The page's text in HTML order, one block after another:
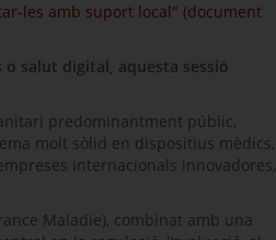
les amb suport local" (document
salut digital, aquesta sessió
predominantment públic,
molt sòlid en dispositius mèdics,
internacionals innovadores,
Maladie), combinat amb una